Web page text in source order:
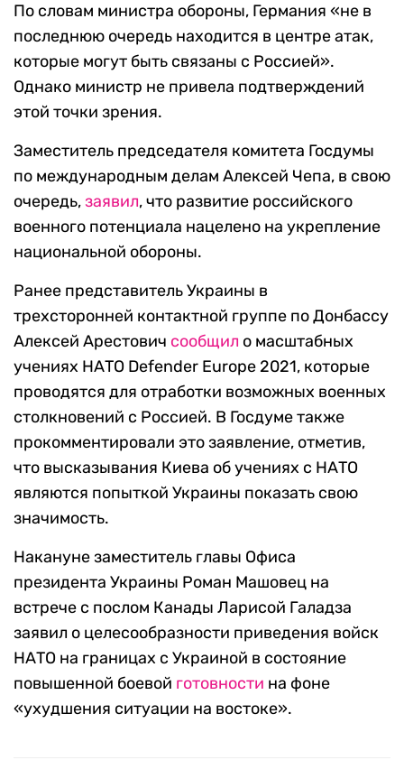
По словам министра обороны, Германия «не в
последнюю очередь находится в центре атак,
которые могут быть связаны с Россией».
Однако министр не привела подтверждений
этой точки зрения.
Заместитель председателя комитета Госдумы
по международным делам Алексей Чепа, в свою
очередь,заявил, что развитие российского
военного потенциала нацелено на укрепление
национальной обороны.
Ранее представитель Украины в
трехсторонней контактной группе по Донбассу
Алексей Арестович сообщил о масштабных
учениях НАТО Defender Europe 2021, которые
проводятся для отработки возможных военных
столкновений с Россией. В Госдуме также
прокомментировали это заявление, отметив,
что высказывания Киева об учениях с НАТО
являются попыткой Украины показать свою
значимость.
Накануне заместитель главы Офиса
президента Украины Роман Машовец на
встрече с послом Канады Ларисой Галадза
заявил о целесообразности приведения войск
НАТО на границах с Украиной в состояние
повышенной боевой готовности на фоне
«ухудшения ситуации на востоке».